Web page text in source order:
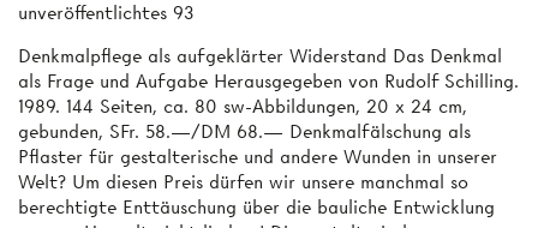
unveröffentlichtes 93
Denkmalpflege als aufgeklärter Widerstand Das Denkmal
als Frage und Aufgabe Herausgegeben von Rudolf Schilling.
1989. 144 Seiten, ca. 80 sw-Abbildungen, 20 x 24 cm,
gebunden, SFr. 58.—/DM 68.— Denkmalfälschung als
Pflaster für gestalterische und andere Wunden in unserer
Welt? Um diesen Preis dürfen wir unsere manchmal so
berechtigte Enttäuschung über die bauliche Entwicklung